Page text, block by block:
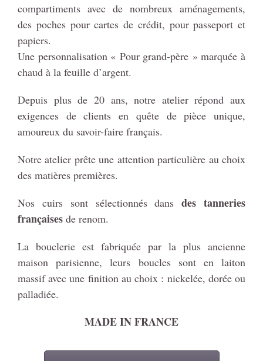
compartiments avec de nombreux aménagements,
des poches pour cartes de crédit, pour passeport et
papiers.
Une personnalisation « Pour grand-père » marquée à
chaud à la feuille d’argent.
Depuis plus de 20 ans, notre atelier répond aux
exigences de clients en quête de pièce unique,
amoureux du savoir-faire français.
Notre atelier prête une attention particulière au choix
des matières premières.
Nos cuirs sont sélectionnés dansdes tanneries
françaises de renom.
La bouclerie est fabriquée par la plus ancienne
maison parisienne, leurs boucles sont en laiton
massif avec une finition au choix : nickelée, dorée ou
palladiée.
MADE IN FRANCE